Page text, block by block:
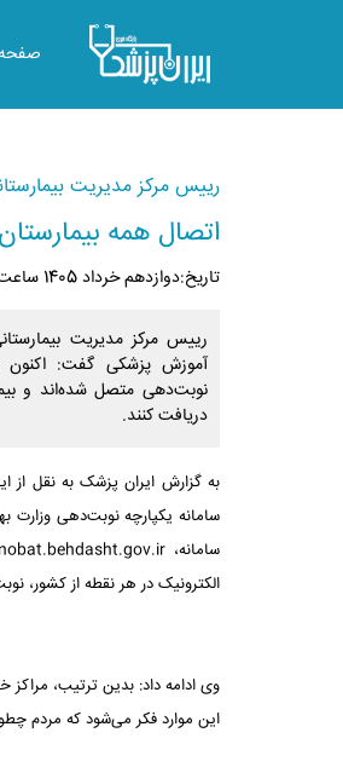
رییس مرکز مدیریت
اتصال همه
تاريخ:دوازدهم خرداد 1405 ساعت 11:22
رییس مرکز مدیریت
آموزش پزشکی گفت: اکنون
نوبت‌دهی متصل شده‌اند و
دریافت کنند.
به گزارش ایران پزشک به نقل از
سامانه یکپارچه نوبت‌دهی وزارت
الکترونیک در هر نقطه از کشور،
وی ادامه داد: بدین ترتیب،
این موارد فکر می‌شود که مردم